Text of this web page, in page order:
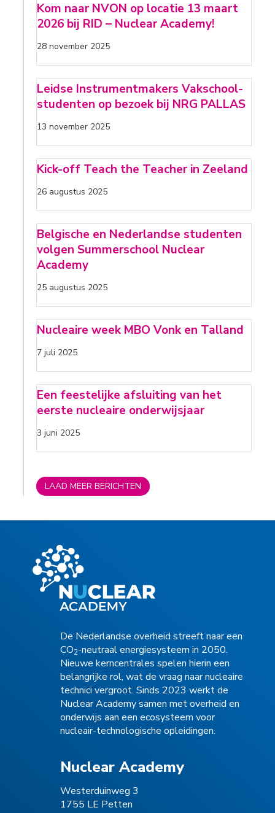
Kom naar NVON op locatie 13 maart
2026 bij RID – Nuclear Academy!
28 november 2025
Leidse Instrumentmakers Vakschool-
studenten op bezoek bij NRG PALLAS
13 november 2025
Kick-off Teach the Teacher in Zeeland
26 augustus 2025
Belgische en Nederlandse studenten
volgen Summerschool Nuclear
Academy
25 augustus 2025
Nucleaire week MBO Vonk en Talland
7 juli 2025
Een feestelijke afsluiting van het
eerste nucleaire onderwijsjaar
3 juni 2025
LAAD MEER BERICHTEN
De Nederlandse overheid streeft naar een
CO2-neutraal energiesysteem in 2050.
Nieuwe kerncentrales spelen hierin een
belangrijke rol, wat de vraag naar nucleaire
technici vergroot. Sinds 2023 werkt de
Nuclear Academy samen met overheid en
onderwijs aan een ecosysteem voor
nucleair-technologische opleidingen.
Nuclear Academy
Westerduinweg 3
1755 LE Petten